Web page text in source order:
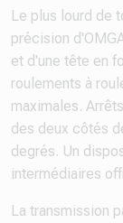
Le plus lourd de
précision
et d'une tête en
roulements à
maximales.
des deux côtés
degrés. Un
intermédiaires
La transmission